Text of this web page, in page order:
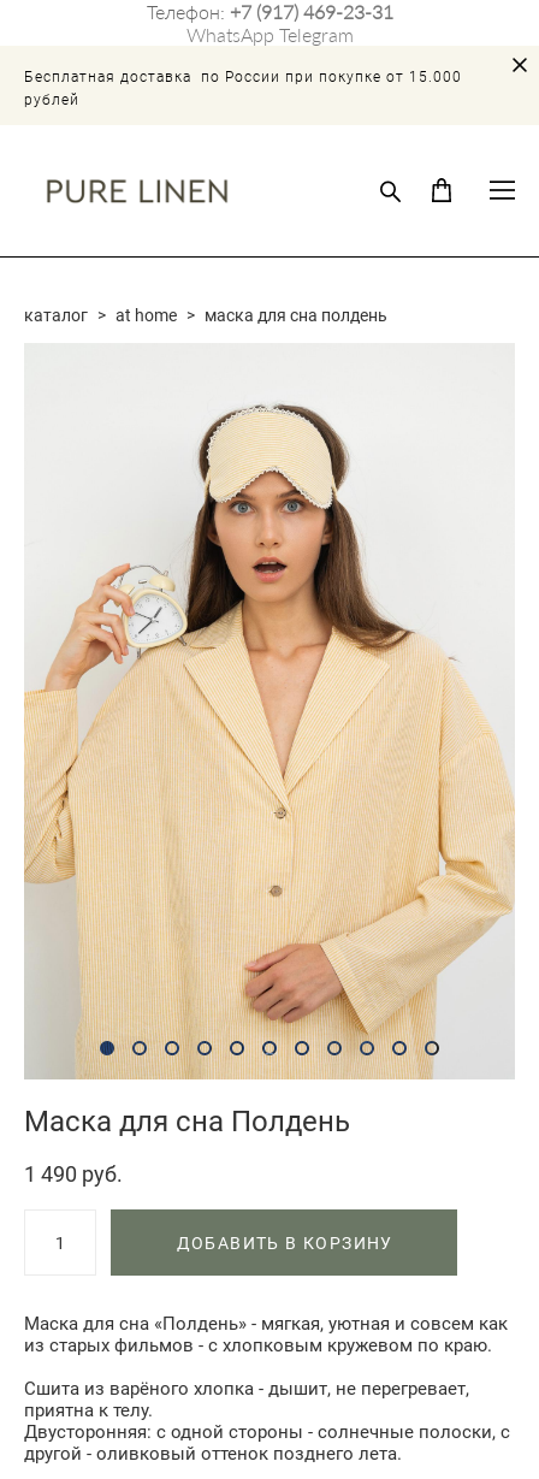
Телефон: +7 (917) 469-23-31
WhatsApp Telegram
Бесплатная доставка по России при покупке от 15.000
рублей
каталог > at home > маска для сна полдень
Маска для сна Полдень
1 490 pуб.
ДОБАВИТЬ В КОРЗИНУ
Маска для сна «Полдень» - мягкая, уютная и совсем как
из старых фильмов - с хлопковым кружевом по краю.
Сшита из варёного хлопка - дышит, не перегревает,
приятна к телу.
Двусторонняя: с одной стороны - солнечные полоски, с
другой - оливковый оттенок позднего лета.